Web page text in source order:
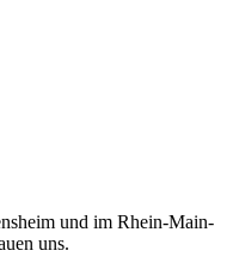
und im Rhein-Main-
uns.